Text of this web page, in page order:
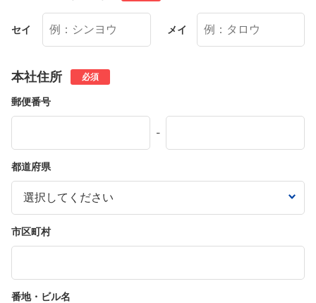
セイ メイ
本社住所 必須
郵便番号
-
都道府県
市区町村
番地・ビル名